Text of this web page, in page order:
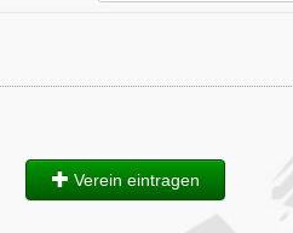
Verein eintragen